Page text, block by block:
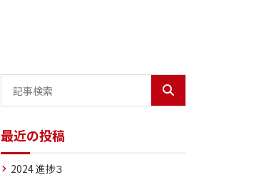
最近の投稿
2024 進捗３